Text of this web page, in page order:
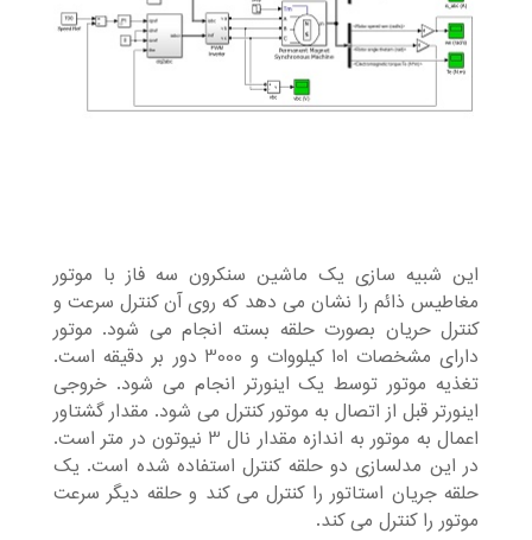
این شبیه سازی یک ماشین سنکرون سه فاز با موتور
مغاطیس ذائم را نشان می دهد که روی آن کنترل سرعت و
کنترل حریان بصورت حلقه بسته انجام می شود. موتور
دارای مشخصات 101 کیلووات و 3000 دور بر دقیقه است.
تغذیه موتور توسط یک اینورتر انجام می شود. خروجی
اینورتر قبل از اتصال به موتور کنترل می شود. مقدار گشتاور
اعمال به موتور به اندازه مقدار نال 3 نیوتون در متر است.
در این مدلسازی دو حلقه کنترل استفاده شده است. یک
حلقه جریان استاتور را کنترل می کند و حلقه دیگر سرعت
موتور را کنترل می کند.